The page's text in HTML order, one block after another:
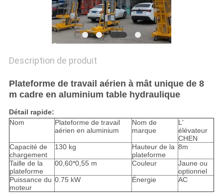
POLITIQUE
DE
Description de produit
Plateforme de travail aérien à mât unique de 8
m cadre en aluminium table hydraulique
Détail rapide:
Nom
Plateforme de travail
aérien en aluminium
Nom de
marque
L'
élévateur
CHEN
Capacité de
chargement
130 kg
Hauteur de la
plateforme
8m
Taille de la
plateforme
00,60*0,55 m Couleur
Jaune ou
optionnel
Puissance du
moteur
0.75 kW Énergie AC